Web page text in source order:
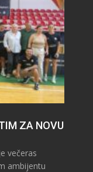
ZA NOVU
večeras
ambijentu